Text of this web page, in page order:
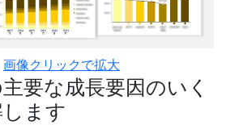
画像クリックで拡大
要な成長要因のいく
ます